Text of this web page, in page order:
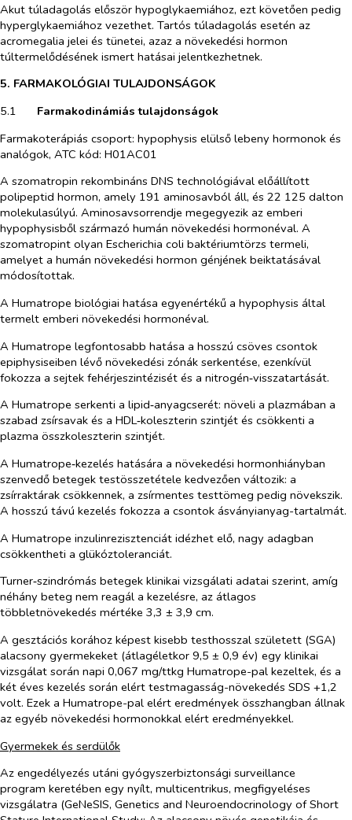
Akut túladagolás először hypoglykaemiához, ezt követően pedig
hyperglykaemiához vezethet. Tartós túladagolás esetén az
acromegalia jelei és tünetei, azaz a növekedési hormon
túltermelődésének ismert hatásai jelentkezhetnek.
5. FARMAKOLÓGIAI TULAJDONSÁGOK
5.1​
Farmakodinámiás tulajdonságok
Farmakoterápiás csoport: hypophysis elülső lebeny hormonok és
analógok, ATC kód: H01AC01
A szomatropin rekombináns DNS technológiával előállított
polipeptid hormon, amely 191 aminosavból áll, és 22 125 dalton
molekulasúlyú. Aminosavsorrendje megegyezik az emberi
hypophysisből származó humán növekedési hormonéval. A
szomatropint olyan Escherichia coli baktériumtörzs termeli,
amelyet a humán növekedési hormon génjének beiktatásával
módosítottak.
A Humatrope biológiai hatása egyenértékű a hypophysis által
termelt emberi növekedési hormonéval.
A Humatrope legfontosabb hatása a hosszú csöves csontok
epiphysiseiben lévő növekedési zónák serkentése, ezenkívül
fokozza a sejtek fehérjeszintézisét és a nitrogén‑visszatartását.
A Humatrope serkenti a lipid‑anyagcserét: növeli a plazmában a
szabad zsírsavak és a HDL‑koleszterin szintjét és csökkenti a
plazma összkoleszterin szintjét.
A Humatrope‑kezelés hatására a növekedési hormonhiányban
szenvedő betegek testösszetétele kedvezően változik: a
zsírraktárak csökkennek, a zsírmentes testtömeg pedig növekszik.
A hosszú távú kezelés fokozza a csontok ásványianyag-tartalmát.
A Humatrope inzulinrezisztenciát idézhet elő, nagy adagban
csökkentheti a glükóztoleranciát.
Turner‑szindrómás betegek klinikai vizsgálati adatai szerint, amíg
néhány beteg nem reagál a kezelésre, az átlagos
többletnövekedés mértéke 3,3 ± 3,9 cm.
A gesztációs korához képest kisebb testhosszal született (SGA)
alacsony gyermekeket (átlagéletkor 9,5 ± 0,9 év) egy klinikai
vizsgálat során napi 0,067 mg/ttkg Humatrope-pal kezeltek, és a
két éves kezelés során elért testmagasság-növekedés SDS +1,2
volt. Ezek a Humatrope-pal elért eredmények összhangban állnak
az egyéb növekedési hormonokkal elért eredményekkel.
Gyermekek és serdülők
Az engedélyezés utáni gyógyszerbiztonsági surveillance
program keretében egy nyílt, multicentrikus, megfigyeléses
vizsgálatra (GeNeSIS, Genetics and Neuroendocrinology of Short